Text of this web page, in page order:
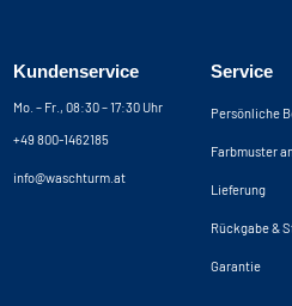
Kundenservice
Mo. – Fr., 08:30 – 17:30 Uhr
+49 800-1462185
info@waschturm.at
Service
Persönliche
Farbmuster
Lieferung
Rückgabe &
Garantie